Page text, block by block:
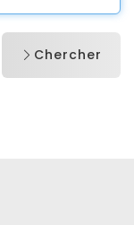
Chercher